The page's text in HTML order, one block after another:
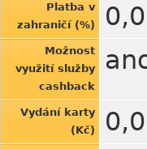
Platba v
zahraničí (%)
Možnost
využití služby
cashback
Vydání karty
(Kč)